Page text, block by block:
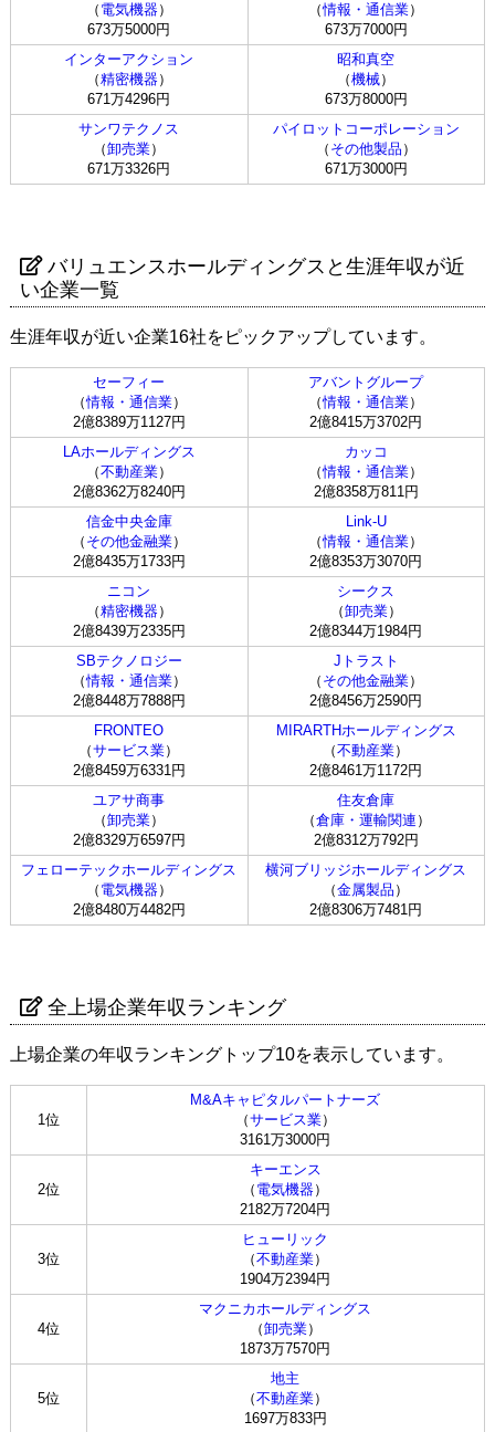
（ 電気機器）
673万5000円
（情報・通信業）
673万7000円
インターアクション
（精密機器）
671万4296円
昭和真空
（機械）
673万8000円
サンワテクノス
（卸売業）
671万3326円
パイロットコーポレーション
（ その他製品 ）
671万3000円
バリュエンスホールディングスと生涯年収が近
い企業一覧
生涯年収が近い企業16社をピックアップしています。
セーフィー
（情報・通信業）
2億8389万1127円
アバントグループ
（情報・通信業）
2億8415万3702円
LAホールディングス
（不動産業）
2億8362万8240円
カッコ
（情報・通信業）
2億8358万811円
信金中央金庫
（ その他金融業）
2億8435万1733円
Link-U
（情報・通信業）
2億8353万3070円
ニコン
（精密機器）
2億8439万2335円
シークス
（卸売業）
2億8344万1984円
SBテクノロジー
（情報・通信業）
2億8448万7888円
Jトラスト
（ その他金融業）
2億8456万2590円
FRONTEO
（サービス業）
2億8459万6331円
MIRARTHホールディングス
（不動産業）
2億8461万1172円
ユアサ商事
（卸売業）
2億8329万6597円
住友倉庫
（倉庫・運輸関連 ）
2億8312万792円
フェローテックホールディングス
（ 電気機器）
2億8480万4482円
横河ブリッジホールディングス
（金属製品 ）
2億8306万7481円
全上場企業年収ランキング
上場企業の年収ランキングトップ10を表示しています。
1位
M&Aキャピタルパートナーズ
（サービス業）
3161万3000円
2位
キーエンス
（ 電気機器）
2182万7204円
3位
ヒューリック
（不動産業）
1904万2394円
4位
マクニカホールディングス
（卸売業）
1873万7570円
5位
地主
（不動産業）
1697万833円